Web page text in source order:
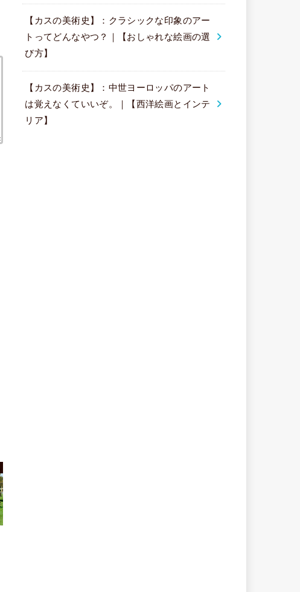
【カスの美術史】：クラシックな印象のアー
トってどんなやつ？｜【おしゃれな絵画の選
び方】
【カスの美術史】：中世ヨーロッパのアート
は覚えなくていいぞ。｜【西洋絵画とインテ
リア】